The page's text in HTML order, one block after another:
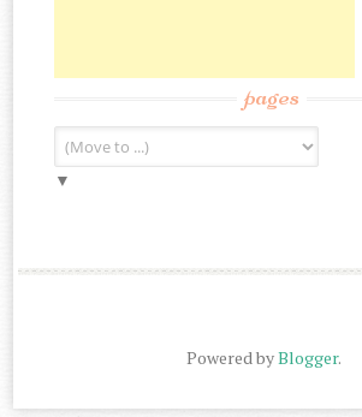
pages
▼
Powered byBlogger.